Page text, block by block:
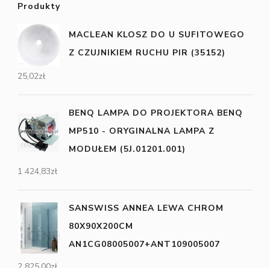
Produkty
MACLEAN KLOSZ DO U SUFITOWEGO
Z CZUJNIKIEM RUCHU PIR (35152)
25,02zł
BENQ LAMPA DO PROJEKTORA BENQ
MP510 - ORYGINALNA LAMPA Z
MODUŁEM (5J.01201.001)
1 424,83zł
SANSWISS ANNEA LEWA CHROM
80X90X200CM
AN1CG08005007+ANT109005007